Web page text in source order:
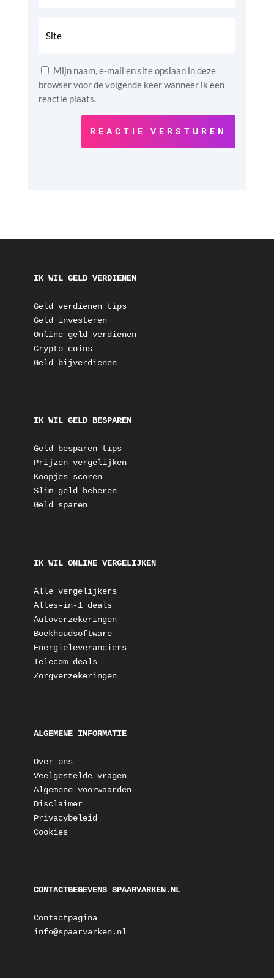
Mijn naam, e-mail en site opslaan in deze
browser voor de volgende keer wanneer ik een
reactie plaats.
REACTIE VERSTUREN
IK WIL GELD VERDIENEN
Geld verdienen tips
Geld investeren
Online geld verdienen
Crypto coins
Geld bijverdienen
IK WIL GELD BESPAREN
Geld besparen tips
Prijzen vergelijken
Koopjes scoren
Slim geld beheren
Geld sparen
IK WIL ONLINE VERGELIJKEN
Alle vergelijkers
Alles-in-1 deals
Autoverzekeringen
Boekhoudsoftware
Energieleveranciers
Telecom deals
Zorgverzekeringen
ALGEMENE INFORMATIE
Over ons
Veelgestelde vragen
Algemene voorwaarden
Disclaimer
Privacybeleid
Cookies
CONTACTGEGEVENS SPAARVARKEN.NL
Contactpagina
info@spaarvarken.nl